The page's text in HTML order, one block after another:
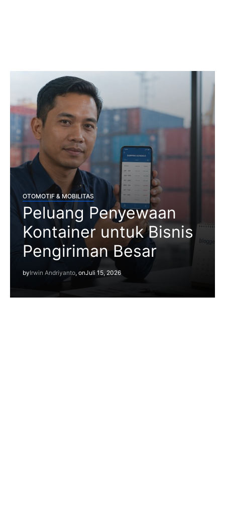
OTOMOTIF & MOBILITAS
Peluang Penyewaan
Kontainer untuk Bisnis
Pengiriman Besar
byIrwin Andriyanto, onJuli 15, 2026